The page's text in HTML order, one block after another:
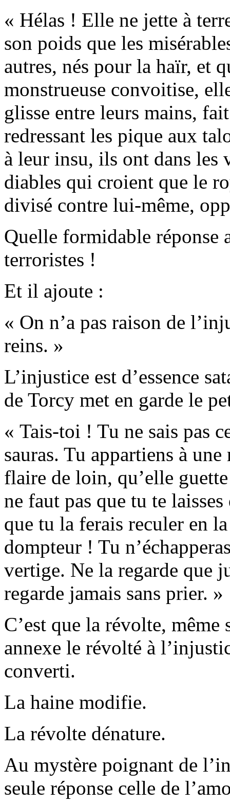
« Hélas ! Elle ne jette à
son poids que les
autres, nés pour la haïr, et
monstrueuse convoitise,
glisse entre leurs mains,
redressant les pique aux
à leur insu, ils ont dans les
diables qui croient que le
divisé contre lui-même,
Quelle formidable réponse
terroristes !
Et il ajoute :
« On n’a pas raison de
reins. »
L’injustice est d’essence
de Torcy met en garde le
« Tais-toi ! Tu ne sais pas
sauras. Tu appartiens à
flaire de loin, qu’elle
ne faut pas que tu te
que tu la ferais reculer en
dompteur ! Tu
vertige. Ne la regarde que
regarde jamais sans prier. »
C’est que la révolte,
annexe le révolté à
converti.
La haine modifie.
La révolte dénature.
Au mystère poignant de
seule réponse celle de